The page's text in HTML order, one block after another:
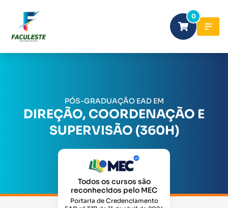
0
PÓS-GRADUAÇÃO EAD EM
DIREÇÃO, COORDENAÇÃO E
SUPERVISÃO (360H)
Todos os cursos são
reconhecidos pelo MEC
Portaria de Credenciamento